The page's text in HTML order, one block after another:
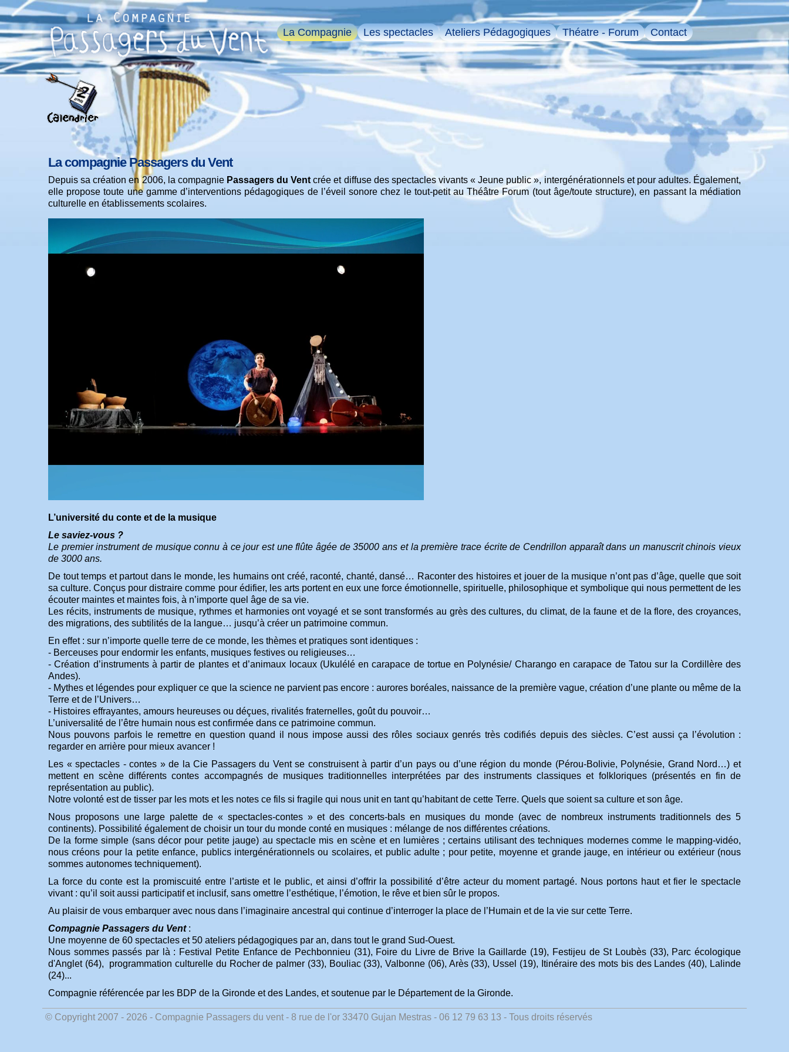
La Compagnie Les spectacles Ateliers Pédagogiques Théatre - Forum Contact
La compagnie Passagers du Vent
Depuis sa création en 2006, la compagnie Passagers du Vent crée et diffuse des spectacles vivants « Jeune public », intergénérationnels et pour adultes. Également,
elle propose toute une gamme d’interventions pédagogiques de l’éveil sonore chez le tout-petit au Théâtre Forum (tout âge/toute structure), en passant la médiation
culturelle en établissements scolaires.
L’université du conte et de la musique
Le saviez-vous ?
Le premier instrument de musique connu à ce jour est une flûte âgée de 35000 ans et la première trace écrite de Cendrillon apparaît dans un manuscrit chinois vieux
de 3000 ans.
De tout temps et partout dans le monde, les humains ont créé, raconté, chanté, dansé… Raconter des histoires et jouer de la musique n’ont pas d’âge, quelle que soit
sa culture. Conçus pour distraire comme pour édifier, les arts portent en eux une force émotionnelle, spirituelle, philosophique et symbolique qui nous permettent de les
écouter maintes et maintes fois, à n’importe quel âge de sa vie.
Les récits, instruments de musique, rythmes et harmonies ont voyagé et se sont transformés au grès des cultures, du climat, de la faune et de la flore, des croyances,
des migrations, des subtilités de la langue… jusqu’à créer un patrimoine commun.
En effet : sur n’importe quelle terre de ce monde, les thèmes et pratiques sont identiques :
- Berceuses pour endormir les enfants, musiques festives ou religieuses…
- Création d’instruments à partir de plantes et d’animaux locaux (Ukulélé en carapace de tortue en Polynésie/ Charango en carapace de Tatou sur la Cordillère des
Andes).
- Mythes et légendes pour expliquer ce que la science ne parvient pas encore : aurores boréales, naissance de la première vague, création d’une plante ou même de la
Terre et de l’Univers…
- Histoires effrayantes, amours heureuses ou déçues, rivalités fraternelles, goût du pouvoir…
L’universalité de l’être humain nous est confirmée dans ce patrimoine commun.
Nous pouvons parfois le remettre en question quand il nous impose aussi des rôles sociaux genrés très codifiés depuis des siècles. C’est aussi ça l’évolution :
regarder en arrière pour mieux avancer !
Les « spectacles - contes » de la Cie Passagers du Vent se construisent à partir d’un pays ou d’une région du monde (Pérou-Bolivie, Polynésie, Grand Nord…) et
mettent en scène différents contes accompagnés de musiques traditionnelles interprétées par des instruments classiques et folkloriques (présentés en fin de
représentation au public).
Notre volonté est de tisser par les mots et les notes ce fils si fragile qui nous unit en tant qu’habitant de cette Terre. Quels que soient sa culture et son âge.
Nous proposons une large palette de « spectacles-contes » et des concerts-bals en musiques du monde (avec de nombreux instruments traditionnels des 5
continents). Possibilité également de choisir un tour du monde conté en musiques : mélange de nos différentes créations.
De la forme simple (sans décor pour petite jauge) au spectacle mis en scène et en lumières ; certains utilisant des techniques modernes comme le mapping-vidéo,
nous créons pour la petite enfance, publics intergénérationnels ou scolaires, et public adulte ; pour petite, moyenne et grande jauge, en intérieur ou extérieur (nous
sommes autonomes techniquement).
La force du conte est la promiscuité entre l’artiste et le public, et ainsi d’offrir la possibilité d’être acteur du moment partagé. Nous portons haut et fier le spectacle
vivant : qu’il soit aussi participatif et inclusif, sans omettre l’esthétique, l’émotion, le rêve et bien sûr le propos.
Au plaisir de vous embarquer avec nous dans l’imaginaire ancestral qui continue d’interroger la place de l’Humain et de la vie sur cette Terre.
Compagnie Passagers du Vent:
Une moyenne de 60 spectacles et 50 ateliers pédagogiques par an, dans tout le grand Sud-Ouest.
Nous sommes passés par là : Festival Petite Enfance de Pechbonnieu (31), Foire du Livre de Brive la Gaillarde (19), Festijeu de St Loubès (33), Parc écologique
d'Anglet (64), programmation culturelle du Rocher de palmer (33), Bouliac (33), Valbonne (06), Arès (33), Ussel (19), Itinéraire des mots bis des Landes (40), Lalinde
(24)...
Compagnie référencée par les BDP de la Gironde et des Landes, et soutenue par le Département de la Gironde.
© Copyright 2007 - 2026 - Compagnie Passagers du vent - 8 rue de l'or 33470 Gujan Mestras - 06 12 79 63 13 - Tous droits réservés